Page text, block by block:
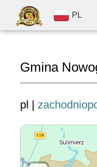
PL
Gmina
pl |